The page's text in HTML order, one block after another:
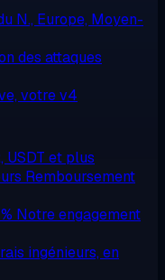
N., Europe, Moyen-
des attaques
votre v4
USDT et plus
Remboursement
Notre engagement
ingénieurs, en